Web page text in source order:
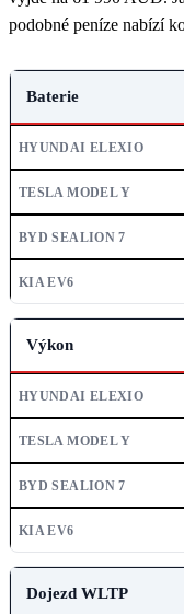
podobné peníze nabízí
PARAMETR
HYUNDAI ELEXIO
TESLA MODEL Y
BYD SEALION 7
KIA EV6
Baterie
Výkon
Dojezd WLTP